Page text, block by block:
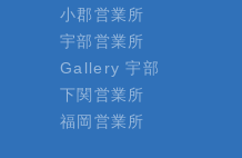
小郡営業所
宇部営業所
Gallery 宇部
下関営業所
福岡営業所